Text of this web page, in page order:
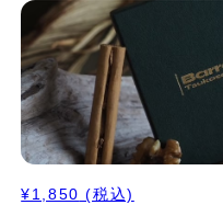
¥1,850 (税込)